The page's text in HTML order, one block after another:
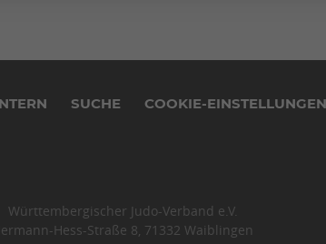
SUCHE COOKIE-EINSTELLUNGEN
Württembergischer Judo-Verband e.V.
Hess-Straße 8, 71332 Waiblingen